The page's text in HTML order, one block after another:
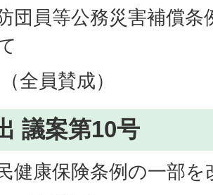
団員等公務災害補償
全員賛成）
議案第10号
健康保険条例の一部